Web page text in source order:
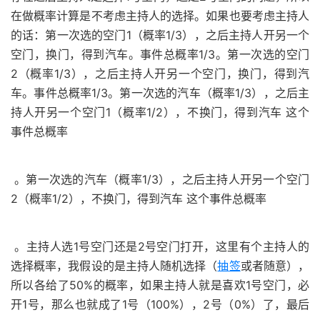
在做概率计算是不考虑主持人的选择。如果也要考虑主持人
的话：第一次选的空门1（概率1/3），之后主持人开另一个
空门，换门，得到汽车。事件总概率1/3。第一次选的空门
2（概率1/3），之后主持人开另一个空门，换门，得到汽
车。事件总概率1/3。第一次选的汽车（概率1/3），之后主
持人开另一个空门1（概率1/2），不换门，得到汽车 这个
事件总概率
。第一次选的汽车（概率1/3），之后主持人开另一个空门
2（概率1/2），不换门，得到汽车 这个事件总概率
。主持人选1号空门还是2号空门打开，这里有个主持人的
选择概率，我假设的是主持人随机选择（抽签或者随意），
所以各给了50%的概率，如果主持人就是喜欢1号空门，必
开1号，那么也就成了1号（100%），2号（0%）了，最后